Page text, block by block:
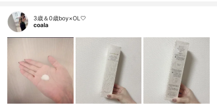
3歳＆0歳boy×OL🤍
coala